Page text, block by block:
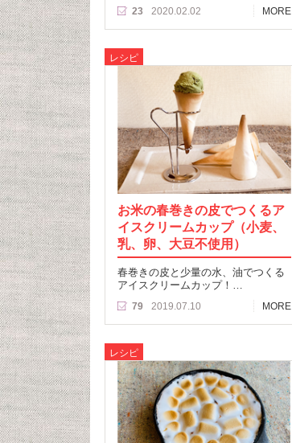
23 2020.02.02 MORE
レシピ
お米の春巻きの皮でつくるア
イスクリームカップ（小麦、
乳、卵、大豆不使用）
春巻きの皮と少量の水、油でつくる
アイスクリームカップ！…
79 2019.07.10 MORE
レシピ